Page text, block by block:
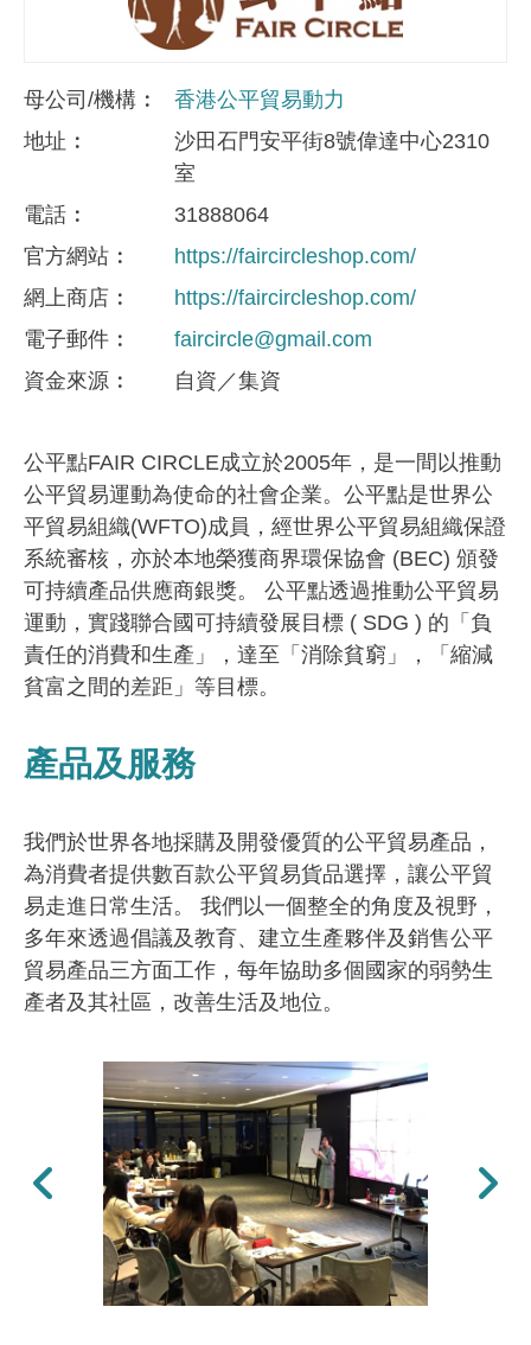
母公司/機構
香港公平貿易動力
地址
沙田石門安平街8號偉達中心2310
室
電話
31888064
官方網站
https://faircircleshop.com/
網上商店
https://faircircleshop.com/
電子郵件
faircircle@gmail.com
資金來​源
自資／集資
公平點FAIR CIRCLE成立於2005年，是一間以推動
公平貿易運動為使命的社會企業。公平點是世界公
平貿易組織(WFTO)成員，經世界公平貿易組織保證
系統審核，亦於本地榮獲商界環保協會 (BEC) 頒發
可持續產品供應商銀獎。 公平點透過推動公平貿易
運動，實踐聯合國可持續發展目標 ( SDG ) 的「負
責任的消費和生產」，達至「消除貧窮」，「縮減
貧富之間的差距」等目標。
產品及服務
我們於世界各地採購及開發優質的公平貿易產品，
為消費者提供數百款公平貿易貨品選擇，讓公平貿
易走進日常生活。 我們以一個整全的角度及視野，
多年來透過倡議及教育、建立生產夥伴及銷售公平
貿易產品三方面工作，每年協助多個國家的弱勢生
產者及其社區，改善生活及地位。
上一張 下一張